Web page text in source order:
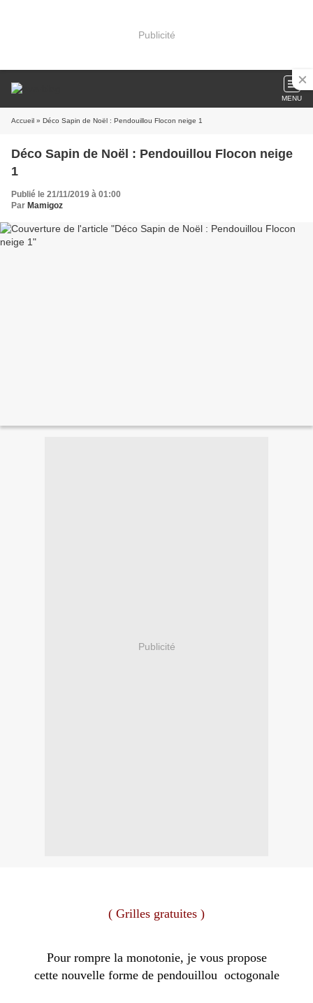
Publicité
MENU
Accueil » Déco Sapin de Noël : Pendouillou Flocon neige 1
Déco Sapin de Noël : Pendouillou Flocon neige
1
Publié le 21/11/2019 à 01:00
Par Mamigoz
Publicité
( Grilles gratuites )
Pour rompre la monotonie, je vous propose
cette nouvelle forme de pendouillou octogonale